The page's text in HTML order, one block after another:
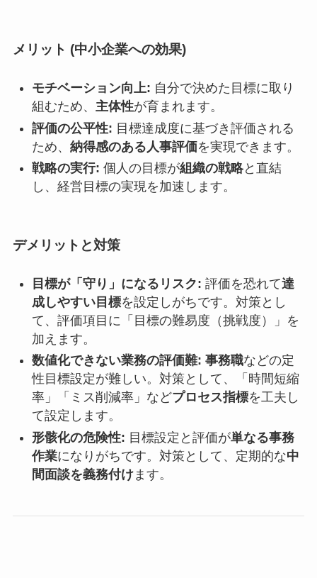
メリット (中小企業への効果)
モチベーション向上: 自分で決めた目標に取り
組むため、 主体性が育まれます。
評価の公平性: 目標達成度に基づき評価される
ため、 納得感のある人事評価を実現できます。
戦略の実行: 個人の目標が組織の戦略と直結
し、経営目標の実現を加速します。
デメリットと対策
目標が「守り」になるリスク: 評価を恐れて達
成しやすい目標を設定しがちです。対策とし
て、評価項目に「目標の難易度（挑戦度）」を
加えます。
数値化できない業務の評価難: 事務職などの定
性目標設定が難しい。対策として、「時間短縮
率」「ミス削減率」などプロセス指標を工夫し
て設定します。
形骸化の危険性: 目標設定と評価が単なる事務
作業になりがちです。対策として、定期的な中
間面談を義務付けます。